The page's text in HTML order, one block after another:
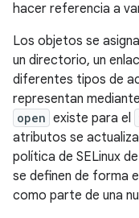
hacer referencia a
Los objetos se
un directorio, un
diferentes tipos de
representan mediante
open existe para el
atributos se
política de SELinux
se definen de forma
como parte de una